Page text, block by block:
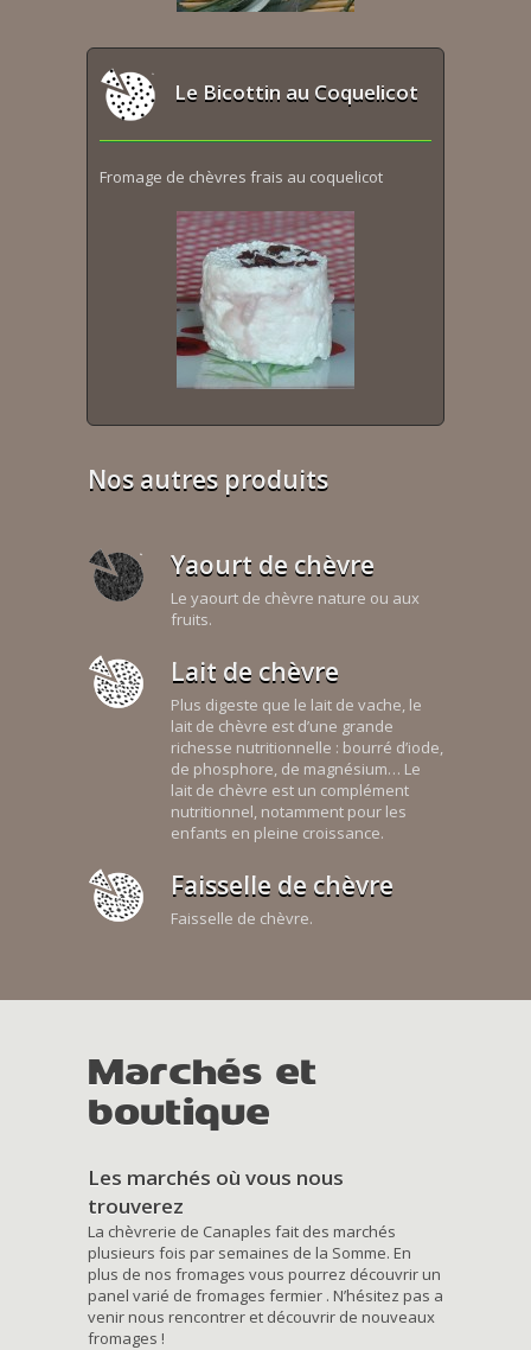
Le Bicottin au Coquelicot
Fromage de chèvres frais au coquelicot
Nos autres produits
Yaourt de chèvre
Le yaourt de chèvre nature ou aux
fruits.
Lait de chèvre
Plus digeste que le lait de vache, le
lait de chèvre est d’une grande
richesse nutritionnelle : bourré d’iode,
de phosphore, de magnésium… Le
lait de chèvre est un complément
nutritionnel, notamment pour les
enfants en pleine croissance.
Faisselle de chèvre
Faisselle de chèvre.
Marchés et
boutique
Les marchés où vous nous
trouverez
La chèvrerie de Canaples fait des marchés
plusieurs fois par semaines de la Somme. En
plus de nos fromages vous pourrez découvrir un
panel varié de fromages fermier . N’hésitez pas a
venir nous rencontrer et découvrir de nouveaux
fromages !